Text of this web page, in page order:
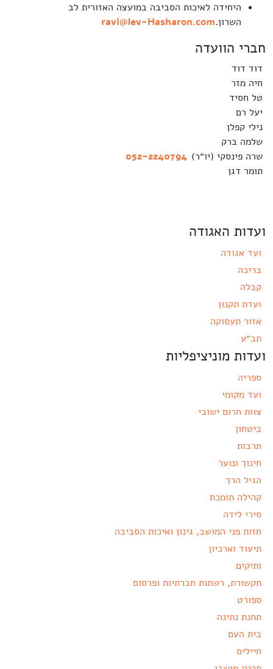
היחידה לאיכות הסביבה במועצה האזורית לב
השרון.ravi@lev-Hasharon.com
חברי הוועדה
דוד דוד
חיה מזר
טל חסיד
יעל רם
נילי קפלן
שלמה ברק
שרה פינסקי (יו״ר) 052-2240794
תומר דגן
ועדות האגודה
ועד אגודה
בריכה
קבלה
ועדת תקנון
אזור תעסוקה
תב״ע
ועדות מוניציפליות
ספריה
ועד מקומי
צוות חרום ישובי
ביטחון
תרבות
חינוך ונוער
הגיל הרך
קהילה תומכת
סירי לידה
חזות פני המושב, גינון ואיכות הסביבה
תיעוד וארכיון
ותיקים
תקשורת, רשתות חברתיות ופרסום
ספורט
תחנת נתינה
בית העם
חיילים